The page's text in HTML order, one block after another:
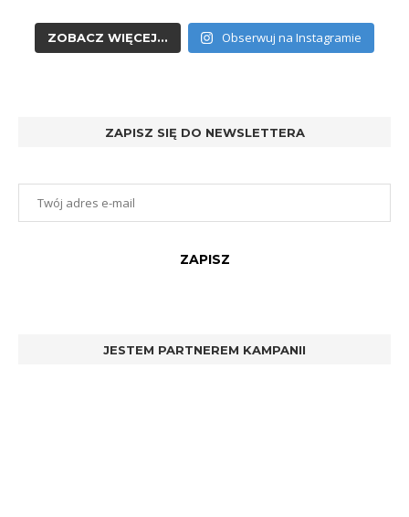
ZOBACZ WIĘCEJ... Obserwuj na Instagramie
ZAPISZ SIĘ DO NEWSLETTERA
JESTEM PARTNEREM KAMPANII